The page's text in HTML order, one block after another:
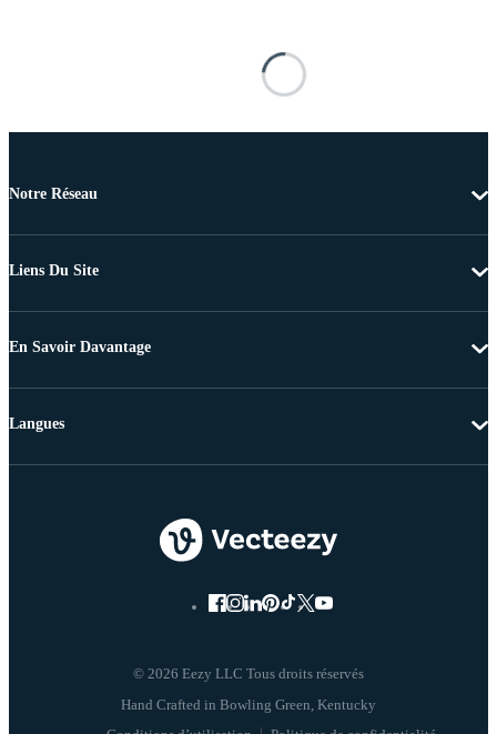
Notre Réseau
Liens Du Site
En Savoir Davantage
© 2026 Eezy LLC Tous droits réservés
Langues